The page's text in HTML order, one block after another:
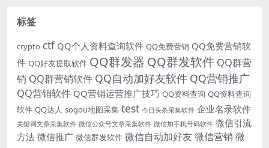
标签
crypto ctf QQ个人资料查询软件 QQ免费营销 QQ免费营销软
件 QQ好友提取软件 QQ群发器 QQ群发软件 QQ群营
销 QQ群营销软件 QQ自动加好友软件 QQ营销推广
QQ营销软件 QQ营销运营推广技巧 QQ资料查询 QQ资料查询
软件 QQ达人 sogou地图采集 test 今日头条采集软件 企业名录软件
关键词文章采集软件 微信公众号文章采集软件 微信加手机号码软件 微信引流
方法 微信推广 微信群发软件 微信自动加好友 微信营销 微